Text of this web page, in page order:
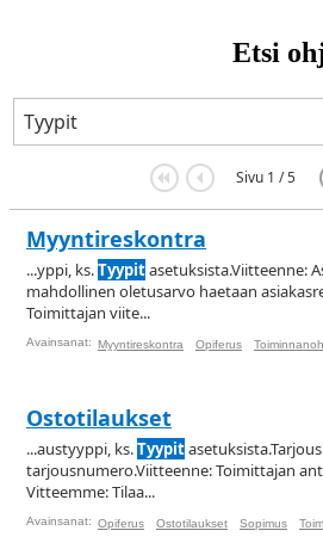
Etsi
Sivu 1 / 5
Myyntireskontra
...yppi, ks.Tyypitasetuksista.Viitteenne:
mahdollinen oletusarvo haetaan
Toimittajan viite...
Avainsanat: Myyntireskontra Opiferus
Ostotilaukset
...austyyppi, ks.Tyypit
tarjousnumero.Viitteenne: Toimittajan
Vitteemme: Tilaa...
Avainsanat: Opiferus Ostotilaukset Sopimus